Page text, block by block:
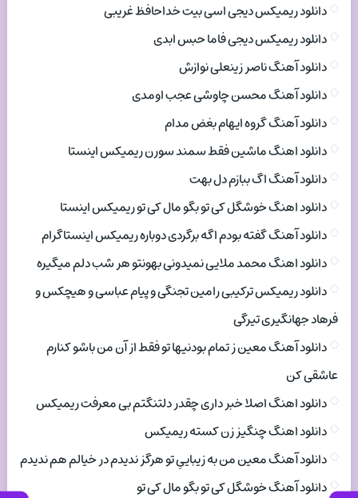
دانلود ریمیکس دیجی اسی بیت خداحافظ غریبی
دانلود ریمیکس دیجی فاما حبس ابدی
دانلود آهنگ ناصر زینعلی نوازش
دانلود آهنگ محسن چاوشی عجب اومدی
دانلود آهنگ گروه ایهام بغض مدام
دانلود اهنگ ماشین فقط سمند سورن ریمیکس اینستا
دانلود آهنگ اگ ببازم دل بهت
دانلود اهنگ خوشگل کی تو بگو مال کی تو ریمیکس اینستا
دانلود آهنگ گفته بودم اگه برگردی دوباره ریمیکس اینستاگرام
دانلود اهنگ محمد ملایی نمیدونی بهونتو هر شب دلم میگیره
دانلود ریمیکس ترکیبی رامین تجنگی و پیام عباسی و هیچکس و
فرهاد جهانگیری تیرگی
دانلود آهنگ معین ز تمام بودنیها تو فقط از آن من باشو کنارم
عاشقی کن
دانلود اهنگ اصلا خبر داری چقدر دلتنگتم بی معرفت ریمیکس
دانلود اهنگ چنگیز زن کسته ریمیکس
دانلود آهنگ معین من به زیباییِ تو هرگز ندیدم در خیالم هم ندیدم
دانلود آهنگ خوشگل کی تو بگو مال کی تو